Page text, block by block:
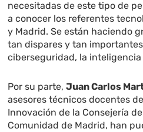
necesitadas de este tipo de
a conocer los referentes
y Madrid. Se están haciendo
tan dispares y tan
ciberseguridad, la inteligencia
Por su parte,Juan Carlos
asesores técnicos docentes
Innovación de la Consejería
Comunidad de Madrid, han